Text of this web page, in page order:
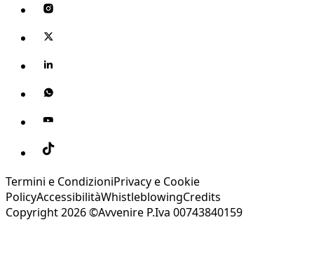
Termini e CondizioniPrivacy e Cookie
PolicyAccessibilitàWhistleblowingCredits
Copyright 2026 ©Avvenire P.Iva 00743840159